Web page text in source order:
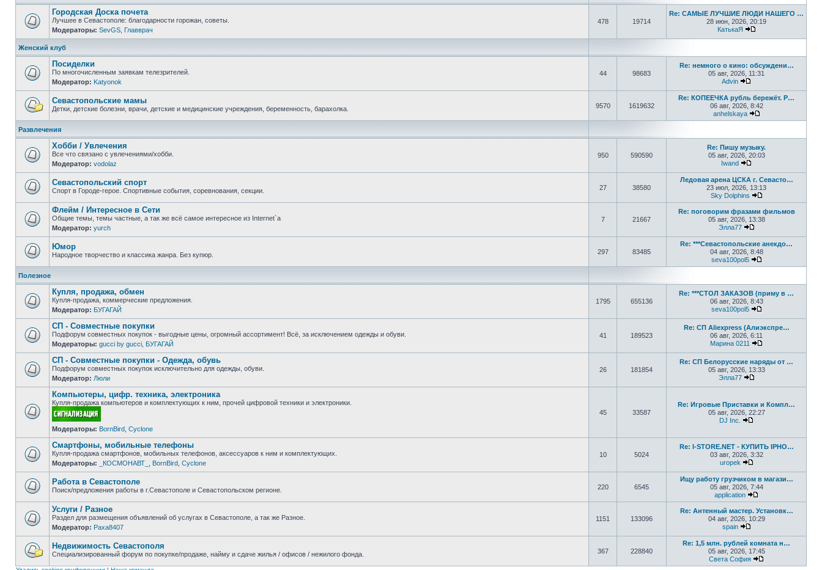
Нет
непрочитанных
сообщений
Городская Доска почета
Лучшее в Севастополе: благодарности горожан, советы.
Модераторы: SevGS Главврач
478 19714
Re: САМЫЕ ЛУЧШИЕ ЛЮДИ НАШЕГО …
28 июн, 2026, 20:19
КатькаЯ
Женский клуб
Нет
непрочитанных
сообщений
Посиделки
По многочисленным заявкам телезрителей.
Модератор: Katyonok
44 98683
Re: немного о кино: обсуждени…
05 авг, 2026, 11:31
Advin
непрочитанных
сообщений
Севастопольские мамы
Детки, детские болезни, врачи, детские и медицинские учреждения, беременность, барахолка. 9570 1619632
Re: КОПЕЕЧКА рубль бережёт. Р…
06 авг, 2026, 8:42
anhelskaya
Перейти к
Развлечения
Нет
непрочитанных
сообщений
Хобби / Увлечения
Все что связано с увлечениями/хобби.
Модератор: vodolaz
950 590590
Re: Пишу музыку.
05 авг, 2026, 20:03
Iwand
непрочитанных
сообщений
Севастопольский спорт
Спорт в Городе-герое. Спортивные события, соревнования, секции. 27 38580
Ледовая арена ЦСКА г. Севасто…
23 июл, 2026, 13:13
Sky Dolphins
Перейти к
Нет
непрочитанных
сообщений
Флейм / Интересное в Cети
Общие темы, темы частные, а так же всё самое интересное из Internet`а
Модератор: yurch
7 21667
Re: поговорим фразами фильмов
05 авг, 2026, 13:38
Элла77
непрочитанных
сообщений
Юмор
Народное творчество и классика жанра. Без купюр. 297 83485
Re: ***Севастопольские анекдо…
04 авг, 2026, 8:48
seva100pol5
Перейти к
Полезное
Нет
непрочитанных
сообщений
Купля, продажа, обмен
Купля-продажа, коммерческие предложения.
Модератор: БУГАГАЙ
1795 655136
Re: ***СТОЛ ЗАКАЗОВ (приму в …
06 авг, 2026, 8:43
seva100pol5
Нет
непрочитанных
сообщений
СП - Совместные покупки
Подфорум совместных покупок - выгодные цены, огромный ассортимент! Всё, за исключением одежды и обуви.
Модераторы: gucci by gucci БУГАГАЙ
41 189523
Re: СП Aliexpress (Алиэкспре…
06 авг, 2026, 6:11
Марина 0211
Нет
непрочитанных
сообщений
СП - Совместные покупки - Одежда, обувь
Подфорум совместных покупок исключительно для одежды, обуви.
Модератор: Люли
26 181854
Re: СП Белорусские наряды от …
05 авг, 2026, 13:33
Элла77
Нет
непрочитанных
Компьютеры, цифр. техника, электроника
Купля-продажа компьютеров и комплектующих к ним, прочей цифровой техники и электроники.
Модераторы: BornBird Cyclone
45 33587
Re: Игровые Приставки и Компл…
05 авг, 2026, 22:27
DJ Inc.
Нет
непрочитанных
сообщений
Смартфоны, мобильные телефоны
Купля-продажа смартфонов, мобильных телефонов, аксессуаров к ним и комплектующих.
Модераторы:
_КОСМОНАВТ_ BornBird Cyclone
10 5024
Re: I-STORE.NET - КУПИТЬ IPHO…
03 авг, 2026, 3:32
uropek
непрочитанных
сообщений
Работа в Севастополе
Поиск/предложения работы в г.Севастополе и Севастопольском регионе. 220 6545
Ищу работу грузчиком в магази…
05 авг, 2026, 7:44
application
Перейти к
Нет
непрочитанных
сообщений
Услуги / Разное
Раздел для размещения объявлений об услугах в Севастополе, а так же Разное.
Модератор: Paxa8407
1151 133096
Re: Антенный мастер. Установк…
04 авг, 2026, 10:29
spain
непрочитанных
Недвижимость Севастополя
Специализированный форум по покупке/продаже, найму и сдаче жилья / офисов / нежилого фонда. 367 228840
Re: 1,5 млн. рублей комната н…
05 авг, 2026, 17:45
Света София
Перейти к